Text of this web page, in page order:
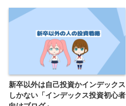
新卒以外は自己投資かインデックス
しかない「インデックス投資初心者